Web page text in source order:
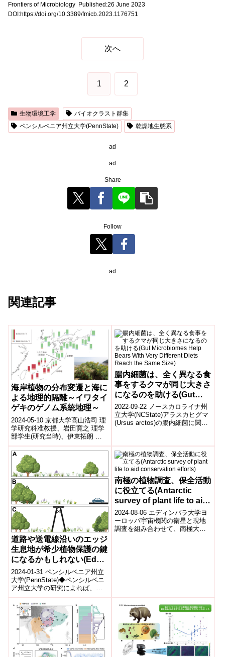
Frontiers of Microbiology Published:26 June 2023
DOI:https://doi.org/10.3389/fmicb.2023.1176751
次へ
1 2
生物環境工学
バイオクラスト群集
ペンシルベニア州立大学(PennState)
乾燥地生態系
ad
ad
Share
Follow
ad
関連記事
海岸植物の分布変遷と海に
よる地理的隔離～イワタイ
ゲキのゲノム系統地理～
2024-05-10 京都大学髙山浩司 理
学研究科准教授、岩田寛之 理学
部学生(研究当時)、伊東拓朗 東
北大学助教、黒沢高秀 福島大学
教授らの研究グループは、海...
腸内細菌は、全く異なる食
事をするクマが同じ大きさ
になるのを助ける(Gut
Microbiomes Help Bears
With Very Different Diets
Reach the Same Size)
2022-09-22 ノースカロライナ州
立大学(NCState)アラスカヒグマ
(Ursus arctos)の腸内細菌に関す
道路や送電線沿いのエッジ
生息地が希少植物保護の鍵
になるかもしれない(Edge
habitats along roads and
power lines may be key
to conserving rare
plants)
2024-01-31 ペンシルベニア州立
大学(PennState)◆ペンシルベニ
ア州立大学の研究によれば、森
林の境界環境を管理し、樹冠カ
バーや植物密度の勾配を維...
南極の植物調査、保全活動
に役立てる(Antarctic
survey of plant life to aid
conservation efforts)
2024-08-06 エディンバラ大学ヨ
ーロッパ宇宙機関の衛星と現地
調査を組み合わせて、南極大陸